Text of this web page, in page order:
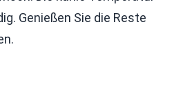
Genießen Sie die Reste